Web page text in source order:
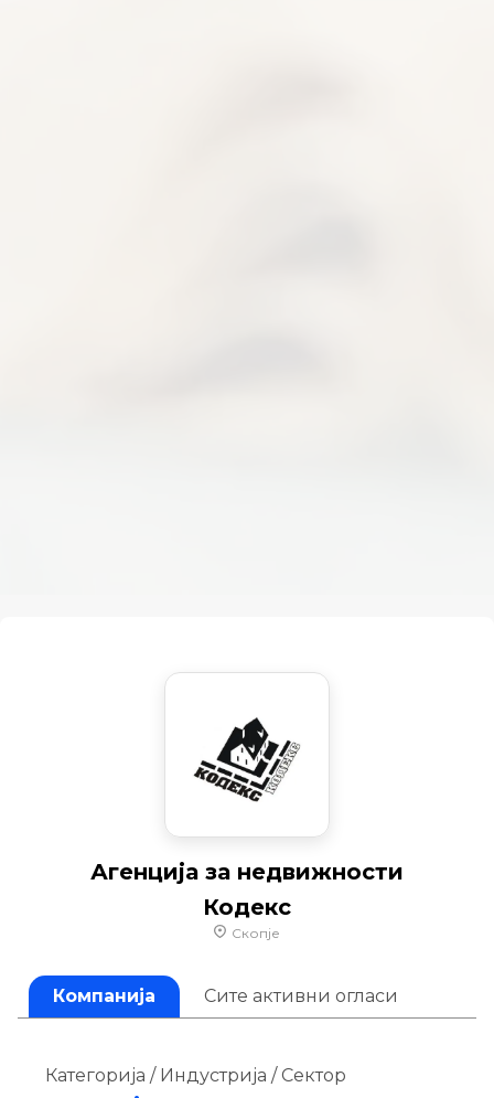
Агенција за недвижности
Кодекс
Скопје
Компанија Сите активни огласи
Категорија / Индустрија / Сектор